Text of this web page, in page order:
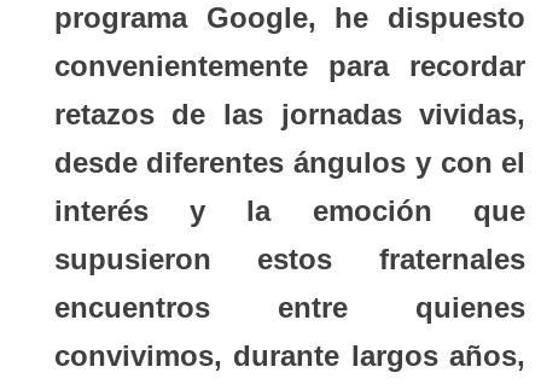
programa Google, he dispuesto
convenientemente para recordar
retazos de las jornadas vividas,
desde diferentes ángulos y con el
interés y la emoción que
supusieron estos fraternales
encuentros entre quienes
convivimos, durante largos años,